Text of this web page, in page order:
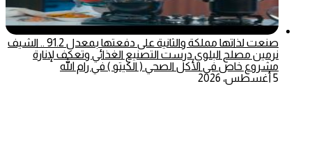
صنعت لذاتها مملكة والثانية على دفعتها بمعدل 91.2 .. الشيف
نرمين مصلح البلوي درست التصنيع الغذائي وتعكف لإنارة
مشروع خاص في الأكل الصحي ( الكيتو ) في رام الله
5 أغسطس، 2026